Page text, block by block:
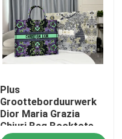
Plus
Grootteborduurwerk
Dior Maria Grazia
Chiuri Bag Booktote